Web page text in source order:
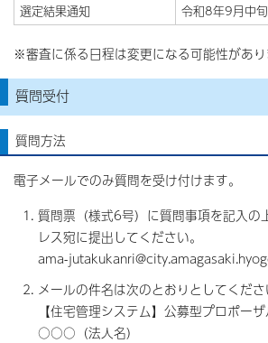
選定結果通知 令和8年9月中
※審査に係る日程は変更になる可能性があり
質問受付
質問方法
電子メールでのみ質問を受け付けます。
質問票（様式6号）に質問事項を記入の
レス宛に提出してください。
ama-
メールの件名は次のとおりとしてくださ
【住宅管理システム】公募型プロポー
○○○（法人名）